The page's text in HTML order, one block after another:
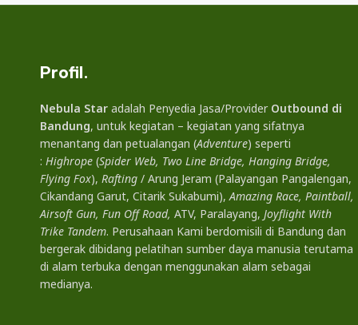
Profil.
Nebula Star adalah Penyedia Jasa/Provider Outbound di
Bandung, untuk kegiatan – kegiatan yang sifatnya
menantang dan petualangan (Adventure) seperti
: Highrope (Spider Web, Two Line Bridge, Hanging Bridge,
Flying Fox), Rafting / Arung Jeram (Palayangan Pangalengan,
Cikandang Garut, Citarik Sukabumi),Amazing Race, Paintball,
Airsoft Gun, Fun Off Road, ATV, Paralayang, Joyflight With
Trike Tandem. Perusahaan Kami berdomisili di Bandung dan
bergerak dibidang pelatihan sumber daya manusia terutama
di alam terbuka dengan menggunakan alam sebagai
medianya.